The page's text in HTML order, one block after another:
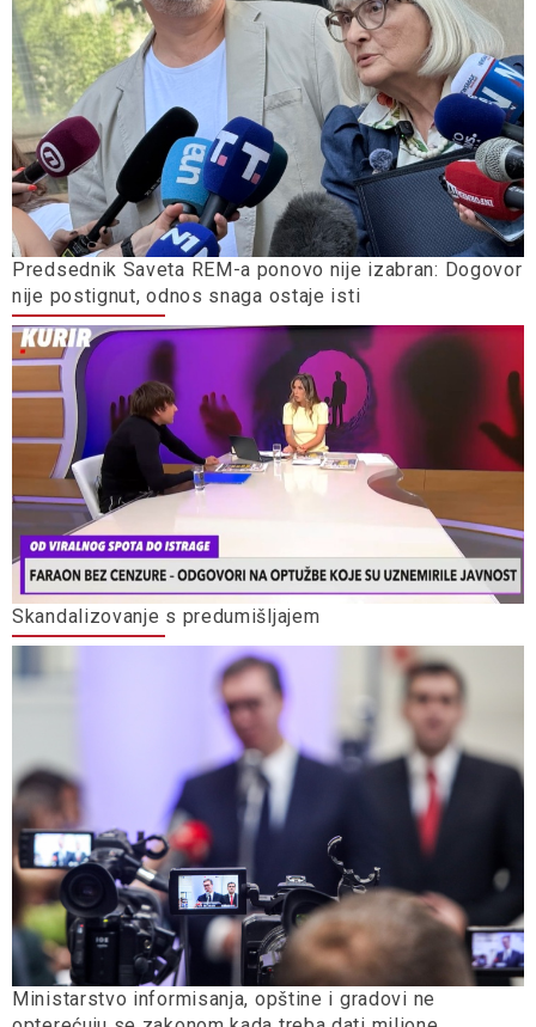
Predsednik Saveta REM-a ponovo nije izabran: Dogovor
nije postignut, odnos snaga ostaje isti
Skandalizovanje s predumišljajem
Ministarstvo informisanja, opštine i gradovi ne